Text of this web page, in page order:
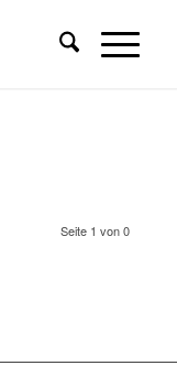
Seite 1 von 0